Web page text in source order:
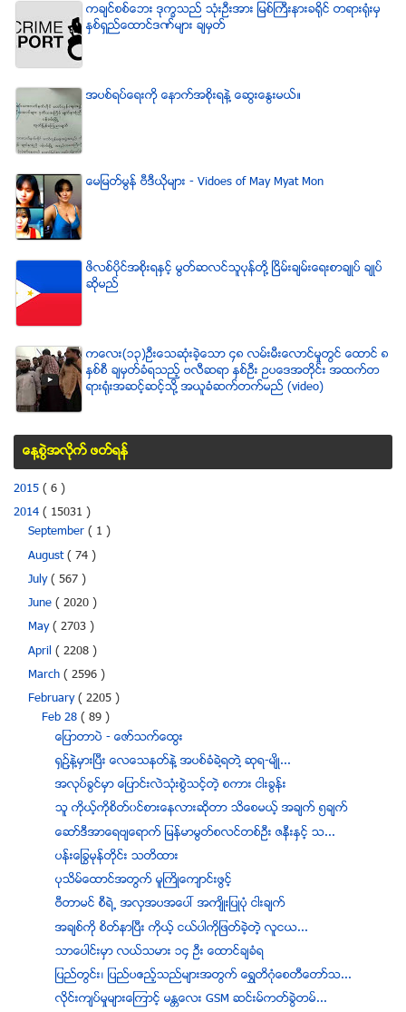
ကခ်င္စစ္ေဘး ဒုကၡသည္ သံုးဦးအား ျမစ္ႀကီးနားခရိုင္ တရားရံုးမွ
ႏွစ္ရွည္ေထာင္ဒဏ္မ်ား ခ်မွတ္
အပစ္ရပ္ေရးကို ေနာက္အစိုးရနဲ႔ ေဆြးေႏြးမယ္။
ေမျမတ္မြန္ ဗီဒီယုိမ်ား - Vidoes of May Myat Mon
ဖိလစ္ပိုင္အစိုးရႏွင့္ မြတ္ဆလင္သူပုန္တို႔ ၿငိမ္းခ်မ္းေရးစာခ်ဳပ္ ခ်ဳပ္
ဆိုမည္
ကေလး(၁၃)ဦးေသဆံုးခဲ့ေသာ ၄၈ လမ္းမီးေလာင္မႈတြင္ ေထာင္ ၈
ႏွစ္စီ ခ်မွတ္ခံရသည့္ ဗလီဆရာ ႏွစ္ဦး ဥပေဒအတိုင္း အထက္တ
ရားရံုးအဆင့္ဆင့္သို႔ အယူခံဆက္တက္မည္ (video)
ေန႔စြဲအလိုက္ ဖတ္ရန္
2015 ( 6 )
2014 ( 15031 )
September ( 1 )
August( 74 )
July( 567 )
June ( 2020 )
May( 2703 )
April ( 2208 )
March ( 2596 )
February( 2205 )
Feb 28( 89 )
ေျပာတာပဲ - ေဇာ္သက္ေထြး
႐ွဥ္႔နဲ႔မွားၿပီး ေလေသနတ္နဲ႔ အပစ္ခံခဲ႔ရတဲ႔ ဆုရ-မ်ိဳ...
အလုပ္ခြင္မွာ ေျပာင္းလဲသံုးစြဲသင့္တဲ့ စကား ငါးခြန္း
သူ ကိုယ့္ကိုစိတ္၀င္စားေနလားဆိုတာ သိေစမယ့္ အခ်က္ ၅ခ်က္
ေဆာ္ဒီအာေရဗ်ေရာက္ ျမန္မာမြတ္စလင္တစ္ဦး ဇနီးႏွင့္ သ...
ပန္းေျခြမုန္တိုင္း သတိထား
ပုသိမ္ေထာင္အတြက္ မူႀကိဳေက်ာင္းဖြင့္
ဗီတာမင္ စီရဲ႕ အလွအပအေပၚ အက်ိဳးျပဳပံု ငါးခ်က္
အခ်စ္ကုိ စိတ္နာျပီး ကုိယ့္ ငယ္ပါကုိျဖတ္ခဲ့တဲ့ လူငယ...
သာေပါင္းမွာ လယ္သမား ၁၄ ဦး ေထာင္ခ်ခံရ
ျပည္တြင္း၊ ျပည္ပဧည့္သည္မ်ားအတြက္ ေရႊတိဂံုေစတီေတာ္သ...
လိုင္းက်ပ္မႈမ်ားေၾကာင့္ မႏၲေလး GSM ဆင္းမ္ကတ္ခြဲတမ္...